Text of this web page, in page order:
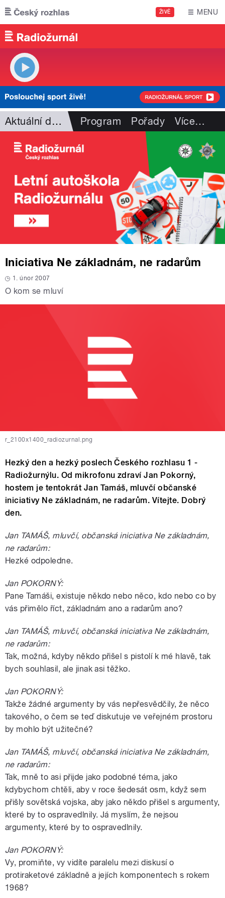
Přejít k hlavnímu obsahu
ŽIVĚ MENU
Aktuální dění Program Pořady Více…
Iniciativa Ne základnám, ne radarům
1. únor 2007
O kom se mluví
r_2100x1400_radiozurnal.png
Hezký den a hezký poslech Českého rozhlasu 1 -
Radiožurnýlu. Od mikrofonu zdraví Jan Pokorný,
hostem je tentokrát Jan Tamáš, mluvčí občanské
iniciativy Ne základnám, ne radarům. Vítejte. Dobrý
den.
Jan TAMÁŠ, mluvčí, občanská iniciativa Ne základnám,
ne radarům:
Hezké odpoledne.
Jan POKORNÝ:
Pane Tamáši, existuje někdo nebo něco, kdo nebo co by
vás přimělo říct, základnám ano a radarům ano?
Jan TAMÁŠ, mluvčí, občanská iniciativa Ne základnám,
ne radarům:
Tak, možná, kdyby někdo přišel s pistolí k mé hlavě, tak
bych souhlasil, ale jinak asi těžko.
Jan POKORNÝ:
Takže žádné argumenty by vás nepřesvědčily, že něco
takového, o čem se teď diskutuje ve veřejném prostoru
by mohlo být užitečné?
Jan TAMÁŠ, mluvčí, občanská iniciativa Ne základnám,
ne radarům:
Tak, mně to asi přijde jako podobné téma, jako
kdybychom chtěli, aby v roce šedesát osm, když sem
přišly sovětská vojska, aby jako někdo přišel s argumenty,
které by to ospravedlnily. Já myslím, že nejsou
argumenty, které by to ospravedlnily.
Jan POKORNÝ:
Vy, promiňte, vy vidíte paralelu mezi diskusí o
protiraketové základně a jejích komponentech s rokem
1968?